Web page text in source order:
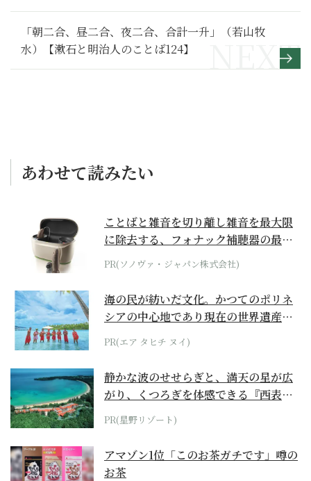
「朝二合、昼二合、夜二合、合計一升」（若山牧
水）【漱石と明治人のことば124】
あわせて読みたい
ことばと雑音を切り離し雑音を最大限
に除去する、フォナック補聴器の最上
位モデル
PR(ソノヴァ・ジャパン株式会社)
海の民が紡いだ文化。かつてのポリネ
シアの中心地であり現在の世界遺産か
らみえてくる...
PR(エア タヒチ ヌイ)
静かな波のせせらぎと、満天の星が広
がり、くつろぎを体感できる『西表島
ホテル by...
PR(星野リゾート)
アマゾン1位「このお茶ガチです」噂の
お茶